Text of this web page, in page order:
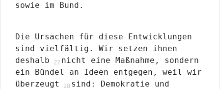
sowie im Bund.
Die Ursachen für diese Entwicklungen
sind vielfältig. Wir setzen ihnen
deshalb
nicht eine Maßnahme, sondern
ein Bündel an Ideen entgegen, weil wir
überzeugt
sind: Demokratie und